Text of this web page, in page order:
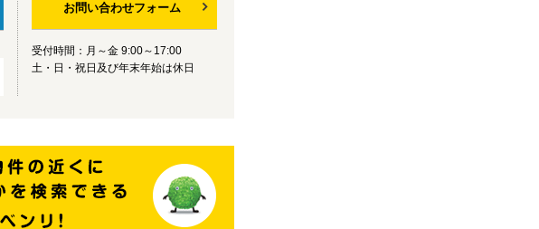
お問い合わせフォーム
受付時間：月～金 9:00～17:00
土・日・祝日及び年末年始は休日